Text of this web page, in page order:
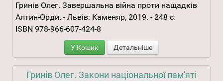
Гринів Олег. Завершальна війна проти нащадків
Алтин-Орди. - Львів: Каменяр, 2019. - 248 с.
ISBN 978-966-607-424-8
У Кошик Детальніше
Гринів Олег. Закони національної пам'яті